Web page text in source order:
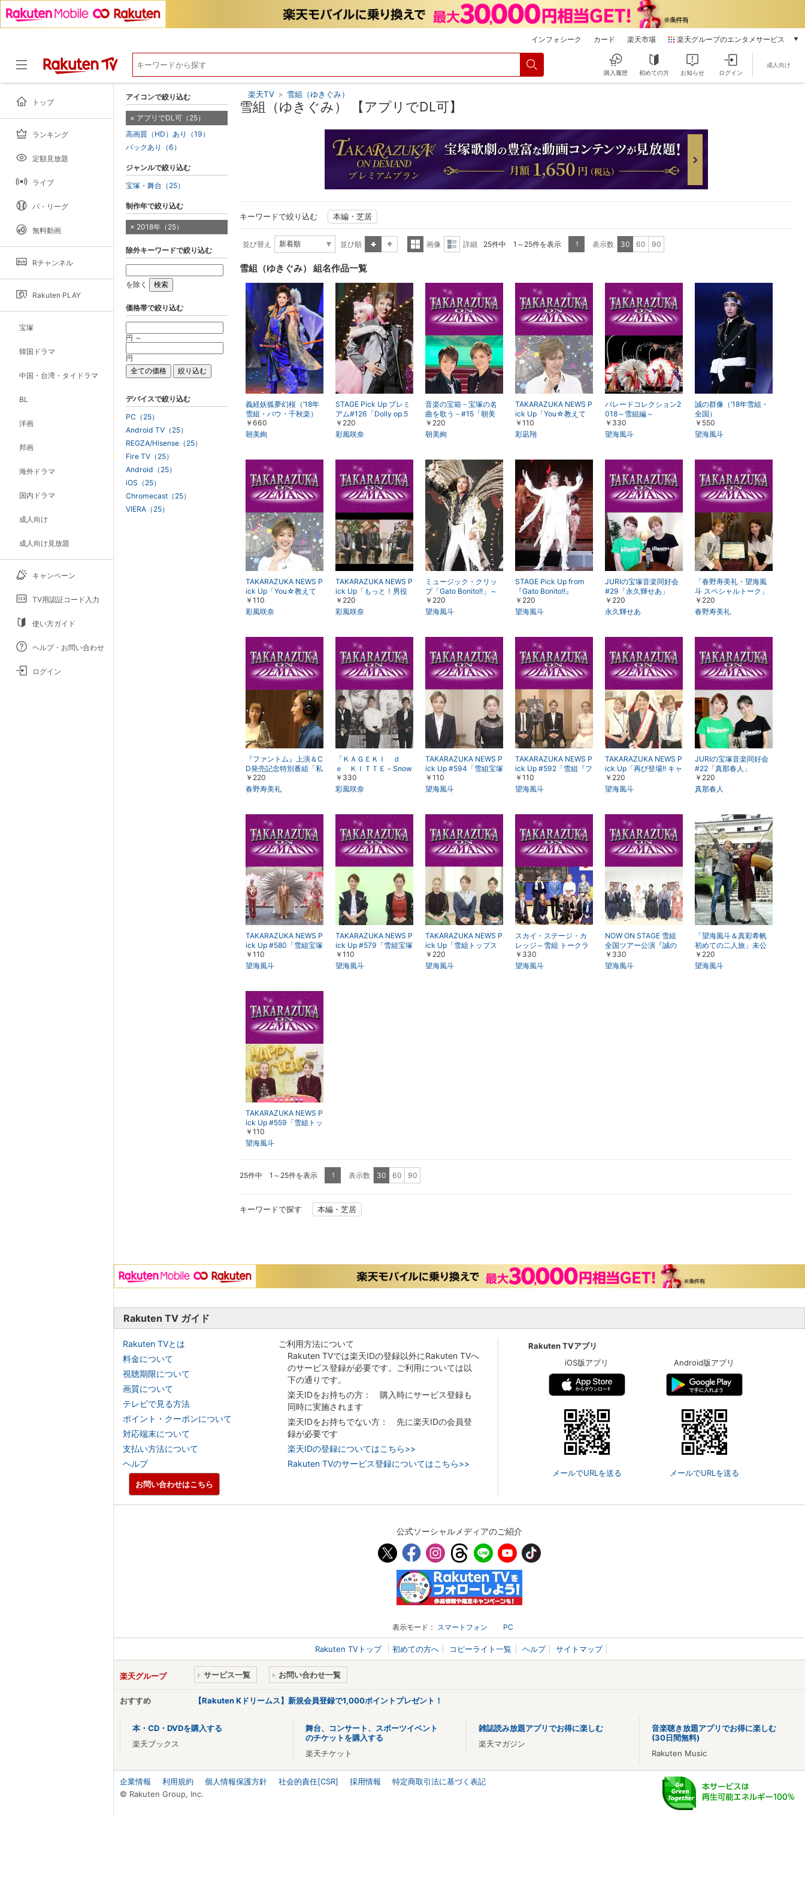
インフォシーク カード 楽天市場 楽天グループのエンタメサービス
本/ゲーム/CD/DVD
動画配信
購入履歴 初めての方 お知らせ ログイン
成人向け
トップ
ランキング
定額見放題
ライブ
パ・リーグ
無料動画
Rチャンネル
Rakuten PLAY
宝塚
韓国ドラマ
中国・台湾・タイドラマ
BL
洋画
邦画
海外ドラマ
国内ドラマ
成人向け
成人向け見放題
キャンペーン
TV用認証コード入力
使い方ガイド
ヘルプ・お問い合わせ
ログイン
楽天TV > 雪組（ゆきぐみ）
雪組（ゆきぐみ） 【アプリでDL可】
キーワードで絞り込む 本編・芝居
並び替え
並び順
画像
詳細 25件中 1～25件を表示 1 表示数 30 60 90
雪組（ゆきぐみ） 組名作品一覧
義経妖狐夢幻桜（’18年
雪組・バウ・千秋楽）
￥660
朝美絢
STAGE Pick Up プレミ
アム#126「Dolly op.5
6」～雪組『Gato Bonit
o!!』より～
￥220
彩風咲奈
音楽の宝箱－宝塚の名
曲を歌う－#15「朝美
絢・橘幸」
￥220
朝美絢
TAKARAZUKA NEWS P
ick Up「You☆教えて
よ!スターに聞きたい10
のコト 彩凪翔」
￥110
彩凪翔
パレードコレクション2
018～雪組編～
￥330
望海風斗
誠の群像（’18年雪組・
全国）
￥550
望海風斗
TAKARAZUKA NEWS P
ick Up「You☆教えて
よ！スターに聞きたい1
0のコト 彩風咲奈」
￥110
彩風咲奈
TAKARAZUKA NEWS P
ick Up「もっと！男役
道～雪組編～」
￥220
彩風咲奈
ミュージック・クリッ
プ「Gato Bonito!!」～
雪組『Gato Bonito!!』
より～
￥220
望海風斗
STAGE Pick Up from
『Gato Bonito!!』
￥220
望海風斗
JURIの宝塚音楽同好会
#29「永久輝せあ」
￥220
永久輝せあ
「春野寿美礼・望海風
斗 スペシャルトーク」
未公開映像付～『ファ
ントム』上演＆CD発売
￥220
春野寿美礼
『ファントム』上演＆C
D発売記念特別番組「私
の夢が叶う場所」
￥220
春野寿美礼
「ＫＡＧＥＫＩ ｄ
ｅ ＫＩＴＴＥ－Snow
Talk2018－」Supporte
d by かんぽ生命「歌
が紡ぐ100年の道」【第
四部】
￥330
彩風咲奈
TAKARAZUKA NEWS P
ick Up #594「雪組宝塚
大劇場公演『ファント
ム』稽古場トーク」～2
￥110
望海風斗
TAKARAZUKA NEWS P
ick Up #592「雪組『フ
ァントム』インタビュ
ー」～2018年10月より
￥110
望海風斗
TAKARAZUKA NEWS P
ick Up「再び登場!! キャ
トルレーヴ宣伝部長! wi
th 部員」
￥220
望海風斗
JURIの宝塚音楽同好会
#22「真那春人」
￥220
真那春人
TAKARAZUKA NEWS P
ick Up #580「雪組宝塚
大劇場公演『凱旋門』
『Gato Bonito!!』突撃
￥110
望海風斗
TAKARAZUKA NEWS P
ick Up #579「雪組宝塚
大劇場公演『凱旋門』
『Gato Bonito!!』稽古
￥110
望海風斗
TAKARAZUKA NEWS P
ick Up「雪組トップス
ター 望海風斗 突撃レポ
ート」
￥220
望海風斗
スカイ・ステージ・カ
レッジ～雪組 トークラ
イブ～
￥330
望海風斗
NOW ON STAGE 雪組
全国ツアー公演『誠の
群像』『SUPER VOYA
GER!』
￥330
望海風斗
「望海風斗＆真彩希帆
初めての二人旅」未公
開映像付～かんぽ生命 p
resents ドリームメーカ
￥220
望海風斗
TAKARAZUKA NEWS P
ick Up #559「雪組トッ
プコンビ新春フレッシ
ュトーク」～2018年1月
￥110
望海風斗
25件中 1～25件を表示 1 表示数 30 60 90
キーワードで探す 本編・芝居
アイコンで絞り込む
アプリでDL可（25）
高画質（HD）あり（19）
パックあり（6）
ジャンルで絞り込む
宝塚・舞台（25）
制作年で絞り込む
2018年（25）
除外キーワードで絞り込む
を除く
価格帯で絞り込む
円 ～
円
デバイスで絞り込む
PC（25）
Android TV（25）
REGZA/Hisense（25）
Fire TV（25）
Android（25）
iOS（25）
Chromecast（25）
VIERA（25）
Rakuten TV ガイド
Rakuten TVとは
料金について
視聴期限について
画質について
テレビで見る方法
ポイント・クーポンについて
対応端末について
支払い方法について
ヘルプ
ご利用方法について
Rakuten TVでは楽天IDの登録以外にRakuten TVへ
のサービス登録が必要です。ご利用については以
下の通りです。
楽天IDをお持ちの方： 購入時にサービス登録も
同時に実施されます
楽天IDをお持ちでない方： 先に楽天IDの会員登
録が必要です
楽天IDの登録についてはこちら>>
Rakuten TVのサービス登録についてはこちら>>
Rakuten TVアプリ
iOS版アプリ
メールでURLを送る
Android版アプリ
メールでURLを送る
お問い合わせはこちら
公式ソーシャルメディアのご紹介
表示モード： スマートフォン PC
Rakuten TVトップ 初めての方へ コピーライト一覧 ヘルプ サイトマップ
楽天グループ サービス一覧 お問い合わせ一覧
おすすめ 【Rakuten Kドリームス】新規会員登録で1,000ポイントプレゼント！
本・CD・DVDを購入する
楽天ブックス
舞台、コンサート、スポーツイベント
のチケットを購入する
楽天チケット
雑誌読み放題アプリでお得に楽しむ
楽天マガジン
音楽聴き放題アプリでお得に楽しむ
(30日間無料)
Rakuten Music
企業情報 利用規約 個人情報保護方針 社会的責任[CSR] 採用情報
特定商取引法に基づく表記
© Rakuten Group, Inc.